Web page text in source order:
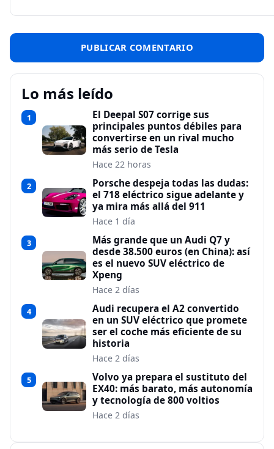
Lo más leído
1
El Deepal S07 corrige sus
principales puntos débiles para
convertirse en un rival mucho
más serio de Tesla
Hace 22 horas
2
Porsche despeja todas las dudas:
el 718 eléctrico sigue adelante y
ya mira más allá del 911
Hace 1 día
3
Más grande que un Audi Q7 y
desde 38.500 euros (en China): así
es el nuevo SUV eléctrico de
Xpeng
Hace 2 días
4
Audi recupera el A2 convertido
en un SUV eléctrico que promete
ser el coche más eficiente de su
historia
Hace 2 días
5
Volvo ya prepara el sustituto del
EX40: más barato, más autonomía
y tecnología de 800 voltios
Hace 2 días